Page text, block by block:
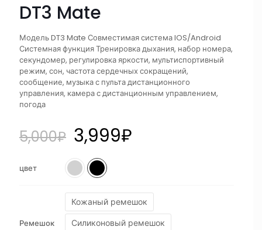
DT3 Mate
Модель DT3 Mate Совместимая система IOS/Android
Системная функция Тренировка дыхания, набор номера,
секундомер, регулировка яркости, мультиспортивный
режим, сон, частота сердечных сокращений,
сообщение, музыка с пульта дистанционного
управления, камера с дистанционным управлением,
погода
5,000₽ 3,999₽
цвет
Ремешок
Кожаный ремешок
Силиконовый ремешок